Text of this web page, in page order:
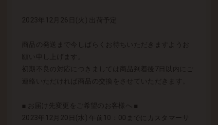
2023年12月26日(火) 出荷予定
商品の発送まで今しばらくお待ちいただきますようお
願い申し上げます。
初期不良の対応につきましては商品到着後7日以内にご
連絡いただければ商品の交換をさせていただきます。
■ お届け先変更をご希望のお客様へ ■
2023年12月20日(水) 午前10：00までにカスタマーサ